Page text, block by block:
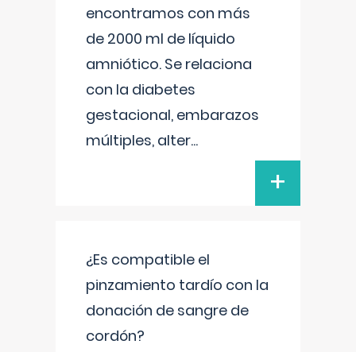
encontramos con más
de 2000 ml de líquido
amniótico. Se relaciona
con la diabetes
gestacional, embarazos
múltiples, alter...
+
¿Es compatible el
pinzamiento tardío con la
donación de sangre de
cordón?